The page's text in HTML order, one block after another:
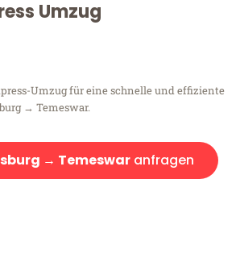
Umzug
Umzug für eine schnelle und effiziente
→ Temeswar.
→ Temeswaranfragen